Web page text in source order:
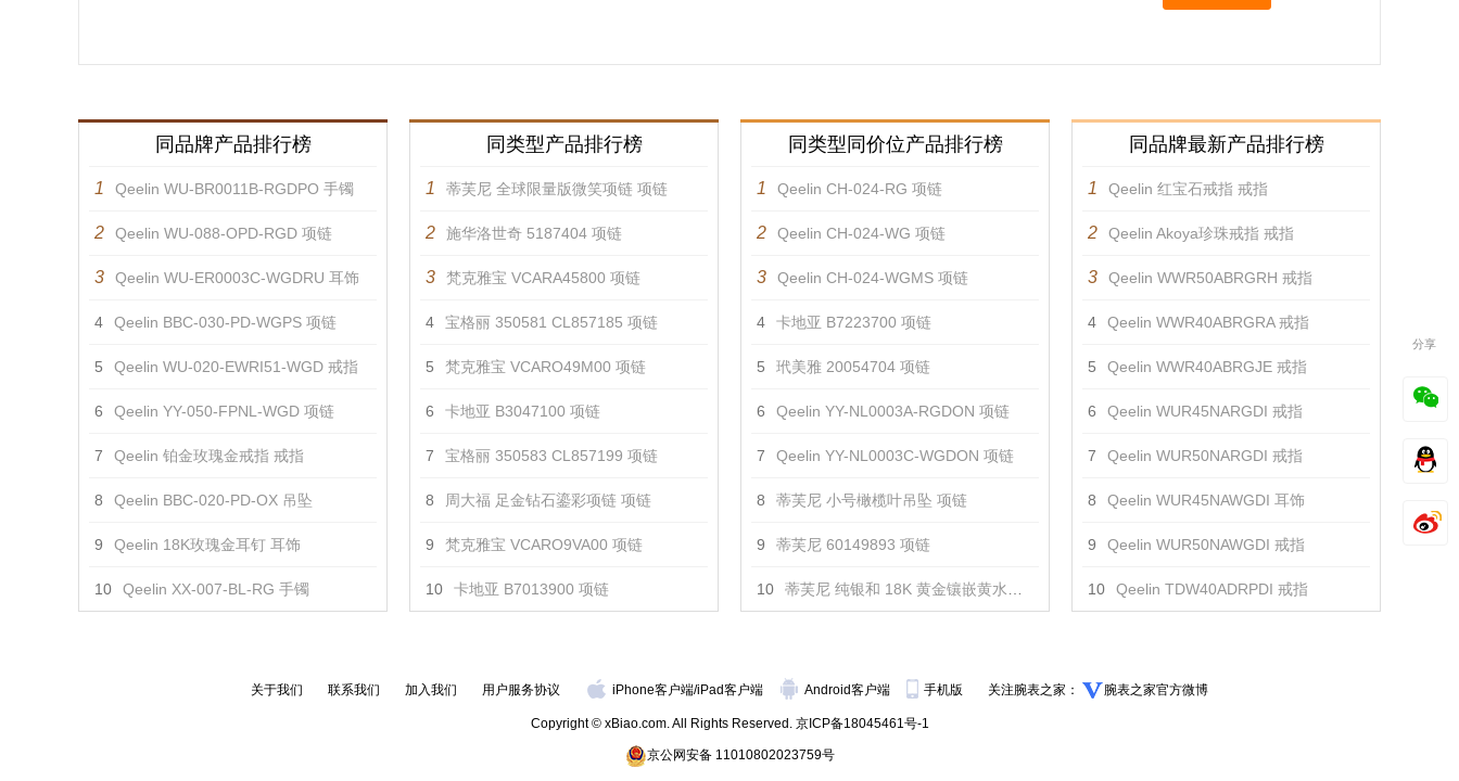
同品牌产品排行榜
1 Qeelin WU-BR0011B-RGDPO 手镯
2 Qeelin WU-088-OPD-RGD 项链
3 Qeelin WU-ER0003C-WGDRU 耳饰
4 Qeelin BBC-030-PD-WGPS 项链
5 Qeelin WU-020-EWRI51-WGD 戒指
6 Qeelin YY-050-FPNL-WGD 项链
7 Qeelin 铂金玫瑰金戒指 戒指
8 Qeelin BBC-020-PD-OX 吊坠
9 Qeelin 18K玫瑰金耳钉 耳饰
10 Qeelin XX-007-BL-RG 手镯
同类型产品排行榜
1 蒂芙尼 全球限量版微笑项链 项链
2 施华洛世奇 5187404 项链
3 梵克雅宝 VCARA45800 项链
4 宝格丽 350581 CL857185 项链
5 梵克雅宝 VCARO49M00 项链
6 卡地亚 B3047100 项链
7 宝格丽 350583 CL857199 项链
8 周大福 足金钻石鎏彩项链 项链
9 梵克雅宝 VCARO9VA00 项链
10 卡地亚 B7013900 项链
同类型同价位产品排行榜
1 Qeelin CH-024-RG 项链
2 Qeelin CH-024-WG 项链
3 Qeelin CH-024-WGMS 项链
4 卡地亚 B7223700 项链
5 玳美雅 20054704 项链
6 Qeelin YY-NL0003A-RGDON 项链
7 Qeelin YY-NL0003C-WGDON 项链
8 蒂芙尼 小号橄榄叶吊坠 项链
9 蒂芙尼 60149893 项链
10 蒂芙尼 纯银和 18K 黄金镶嵌黄水晶蜜蜂项链 项链
同品牌最新产品排行榜
1 Qeelin 红宝石戒指 戒指
2 Qeelin Akoya珍珠戒指 戒指
3 Qeelin WWR50ABRGRH 戒指
4 Qeelin WWR40ABRGRA 戒指
5 Qeelin WWR40ABRGJE 戒指
6 Qeelin WUR45NARGDI 戒指
7 Qeelin WUR50NARGDI 戒指
8 Qeelin WUR45NAWGDI 耳饰
9 Qeelin WUR50NAWGDI 戒指
10 Qeelin TDW40ADRPDI 戒指
关于我们 联系我们 加入我们 用户服务协议 iPhone客户端/iPad客户端 Android客户端 手机版 关注腕表之家： 腕表之家官方微博
Copyright © xBiao.com. All Rights Reserved. 京ICP备18045461号-1
京公网安备 11010802023759号
分享